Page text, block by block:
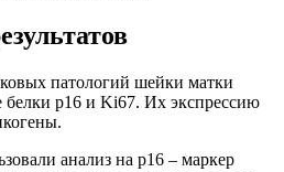
патологий шейки матки
белки p16 и Ki67. Их экспрессию
анализ на p16 – маркер